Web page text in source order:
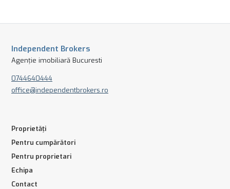
Independent Brokers
Agenție imobiliară Bucuresti
0744640444
office@independentbrokers.ro
Proprietăți
Pentru cumpărători
Pentru proprietari
Echipa
Contact